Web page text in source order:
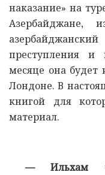
наказание» на
Азербайджане,
преступления и
месяце она будет
Лондоне. В
книгой для
материал.
— Ильхам